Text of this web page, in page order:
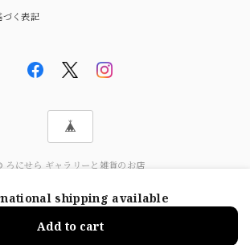
づく表記
ろにせら ギャラリーと雑貨のお店
shipping available
Add to cart
ショップに質問する